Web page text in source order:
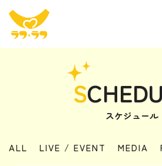
S
スケジュール
ALL LIVE / EVENT MEDIA